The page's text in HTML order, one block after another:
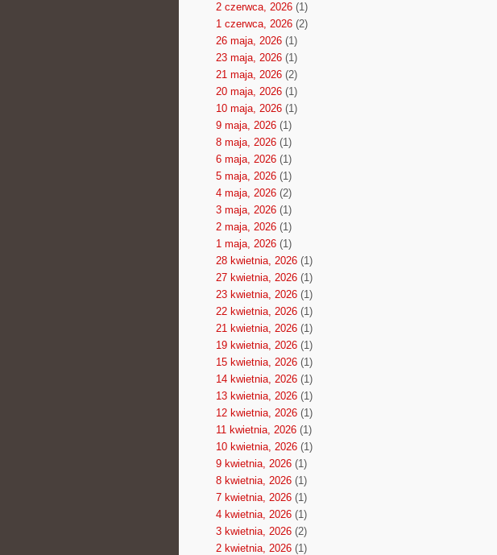
2 czerwca, 2026(1)
1 czerwca, 2026(2)
26 maja, 2026(1)
23 maja, 2026(1)
21 maja, 2026(2)
20 maja, 2026(1)
10 maja, 2026(1)
9 maja, 2026(1)
8 maja, 2026(1)
6 maja, 2026(1)
5 maja, 2026(1)
4 maja, 2026(2)
3 maja, 2026(1)
2 maja, 2026(1)
1 maja, 2026(1)
28 kwietnia, 2026(1)
27 kwietnia, 2026(1)
23 kwietnia, 2026(1)
22 kwietnia, 2026(1)
21 kwietnia, 2026(1)
19 kwietnia, 2026(1)
15 kwietnia, 2026(1)
14 kwietnia, 2026(1)
13 kwietnia, 2026(1)
12 kwietnia, 2026(1)
11 kwietnia, 2026(1)
10 kwietnia, 2026(1)
9 kwietnia, 2026(1)
8 kwietnia, 2026(1)
7 kwietnia, 2026(1)
4 kwietnia, 2026(1)
3 kwietnia, 2026(2)
2 kwietnia, 2026(1)